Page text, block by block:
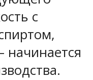
с
начинается